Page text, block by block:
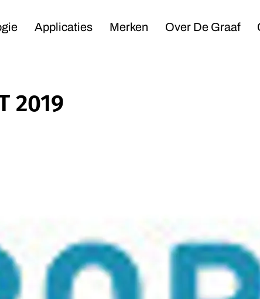
Navigation
Applicaties Merken Over De Graaf
2019